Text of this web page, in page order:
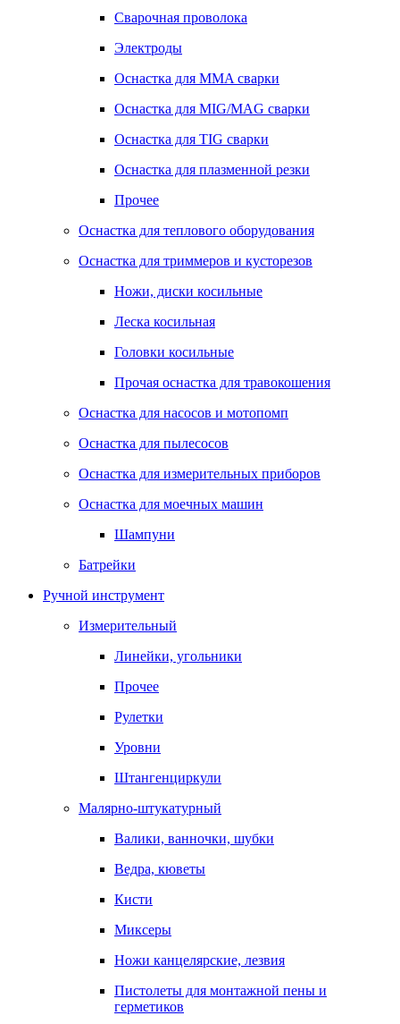
Сварочная проволока
Электроды
Оснастка для MMA сварки
Оснастка для MIG/MAG сварки
Оснастка для TIG сварки
Оснастка для плазменной резки
Прочее
Оснастка для теплового оборудования
Оснастка для триммеров и кусторезов
Ножи, диски косильные
Леска косильная
Головки косильные
Прочая оснастка для травокошения
Оснастка для насосов и мотопомп
Оснастка для пылесосов
Оснастка для измерительных приборов
Оснастка для моечных машин
Шампуни
Батрейки
Ручной инструмент
Измерительный
Линейки, угольники
Прочее
Рулетки
Уровни
Штангенциркули
Малярно-штукатурный
Валики, ванночки, шубки
Ведра, кюветы
Кисти
Миксеры
Ножи канцелярские, лезвия
Пистолеты для монтажной пены и
герметиков